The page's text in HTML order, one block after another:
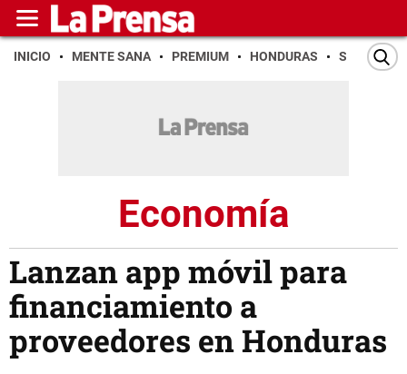
INICIO MENTE SANA PREMIUM HONDURAS SAN PEDRO
Economía
Lanzan app móvil para
financiamiento a
proveedores en Honduras